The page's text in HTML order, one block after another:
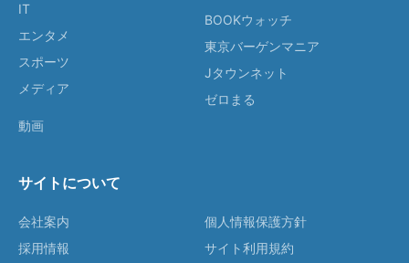
IT
エンタメ
スポーツ
メディア
動画
BOOKウォッチ
東京バーゲンマニア
Jタウンネット
ゼロまる
サイトについて
会社案内
採用情報
個人情報保護方針
サイト利用規約